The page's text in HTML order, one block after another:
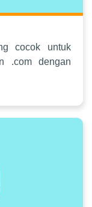
cocok untuk
.com dengan